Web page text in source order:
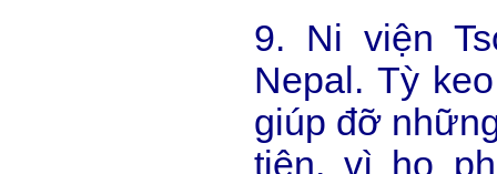
9. Ni viện
Nepal. Tỳ
giúp đỡ
tiên, vì họ